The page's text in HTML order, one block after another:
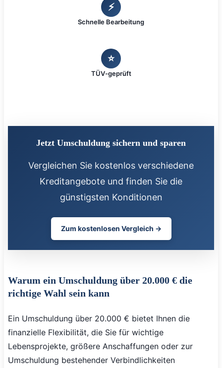
⚡
Schnelle Bearbeitung
⭐
TÜV-geprüft
Jetzt Umschuldung sichern und sparen
Vergleichen Sie kostenlos verschiedene
Kreditangebote und finden Sie die
günstigsten Konditionen
Zum kostenlosen Vergleich →
Warum ein Umschuldung über 20.000 € die
richtige Wahl sein kann
Ein Umschuldung über 20.000 € bietet Ihnen die
finanzielle Flexibilität, die Sie für wichtige
Lebensprojekte, größere Anschaffungen oder zur
Umschuldung bestehender Verbindlichkeiten